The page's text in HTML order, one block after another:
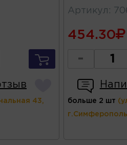
43,
Артикул :
454.30
-
больше 2 шт